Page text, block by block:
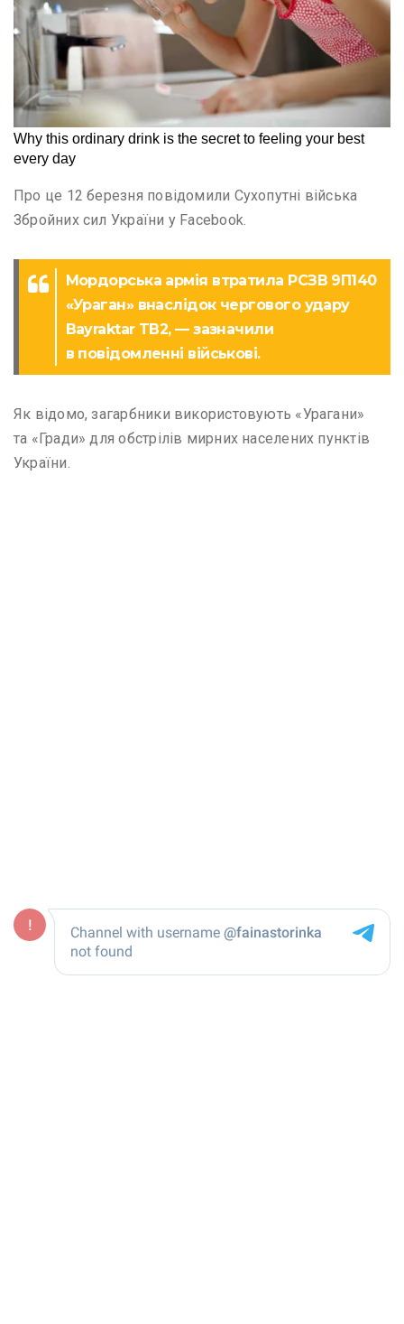
Про це 12 березня повідомили Сухопутні війська
Збройних сил України у Facebook.
Мордорська армія втратила РСЗВ 9П140
«Ураган» внаслідок чергового удару
Bayraktar TB2, — зазначили
в повідомленні військові.
Як відомо, загарбники використовують «Урагани»
та «Гради» для обстрілів мирних населених пунктів
України.